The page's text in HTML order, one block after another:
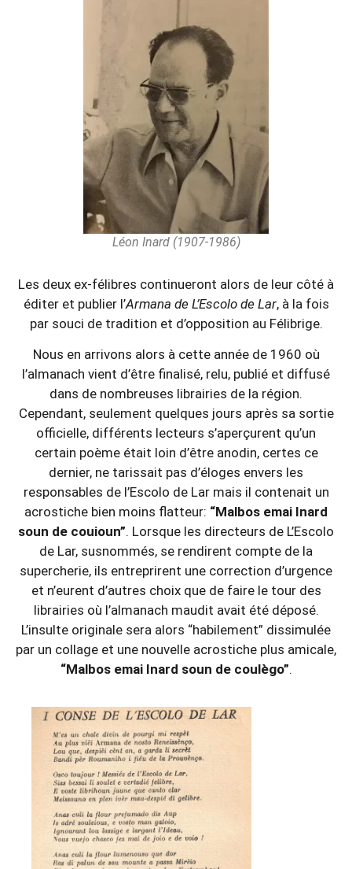
Léon Inard (1907-1986)
Les deux ex-félibres continueront alors de leur côté à
éditer et publier l’Armana de L’Escolo de Lar, à la fois
par souci de tradition et d’opposition au Félibrige.
Nous en arrivons alors à cette année de 1960 où
l’almanach vient d’être finalisé, relu, publié et diffusé
dans de nombreuses librairies de la région.
Cependant, seulement quelques jours après sa sortie
officielle, différents lecteurs s’aperçurent qu’un
certain poème était loin d’être anodin, certes ce
dernier, ne tarissait pas d’éloges envers les
responsables de l’Escolo de Lar mais il contenait un
acrostiche bien moins flatteur: “Malbos emai Inard
soun de couioun”. Lorsque les directeurs de L’Escolo
de Lar, susnommés, se rendirent compte de la
supercherie, ils entreprirent une correction d’urgence
et n’eurent d’autres choix que de faire le tour des
librairies où l’almanach maudit avait été déposé.
L’insulte originale sera alors “habilement” dissimulée
par un collage et une nouvelle acrostiche plus amicale,
“Malbos emai Inard soun de coulègo”.